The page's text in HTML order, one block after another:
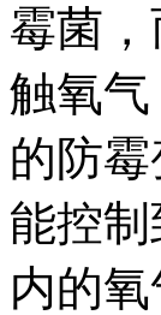
霉菌
触氧
的防
能控
内的